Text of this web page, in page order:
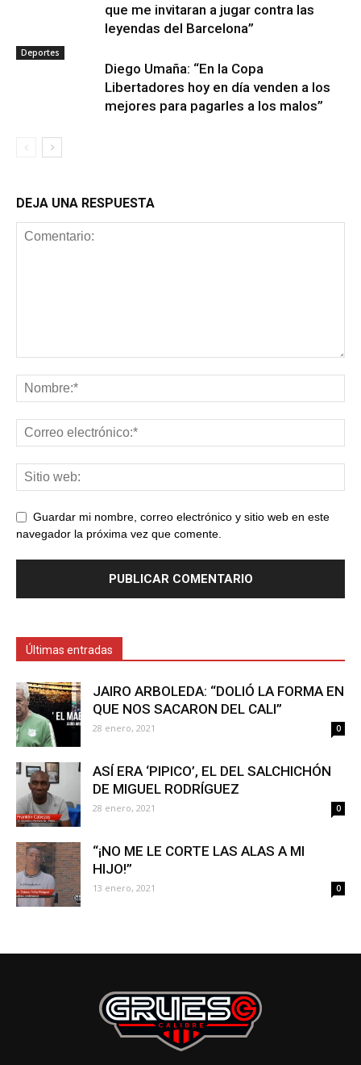
que me invitaran a jugar contra las
leyendas del Barcelona”
Deportes
Diego Umaña: “En la Copa
Libertadores hoy en día venden a los
mejores para pagarles a los malos”
DEJA UNA RESPUESTA
Guardar mi nombre, correo electrónico y sitio web en este
navegador la próxima vez que comente.
Últimas entradas
JAIRO ARBOLEDA: “DOLIÓ LA FORMA EN
QUE NOS SACARON DEL CALI”
28 enero, 2021 0
ASÍ ERA ‘PIPICO’, EL DEL SALCHICHÓN
DE MIGUEL RODRÍGUEZ
28 enero, 2021 0
“¡NO ME LE CORTE LAS ALAS A MI
HIJO!”
13 enero, 2021 0